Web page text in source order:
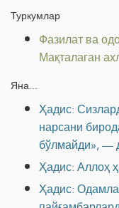
Туркумлар
Фазилат ва
Мақталаган
Яна...
Ҳадис:
нарсани
бўлмайди», —
Ҳадис: Аллоҳ
Ҳадис: